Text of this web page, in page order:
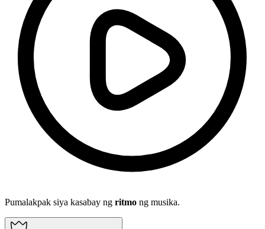
Pumalakpak siya kasabay ng ritmo ng musika.